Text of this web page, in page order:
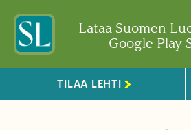
Lataa Suomen
Google Play
TILAA LEHTI